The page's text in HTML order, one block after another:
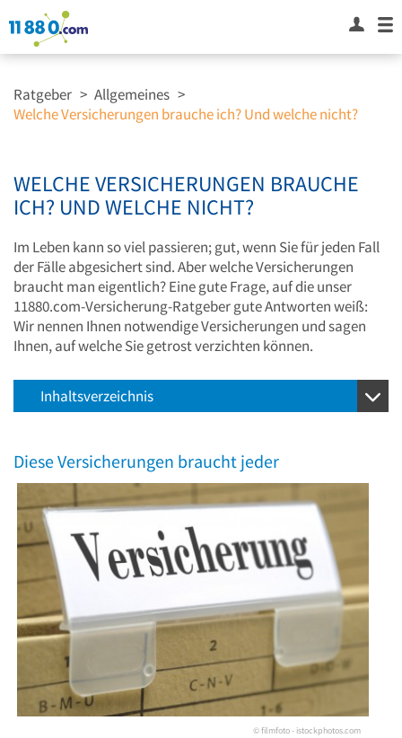
Ratgeber > Allgemeines >
Welche Versicherungen brauche ich? Und welche nicht?
WELCHE VERSICHERUNGEN BRAUCHE
ICH? UND WELCHE NICHT?
Im Leben kann so viel passieren; gut, wenn Sie für jeden Fall
der Fälle abgesichert sind. Aber welche Versicherungen
braucht man eigentlich? Eine gute Frage, auf die unser
11880.com-Versicherung-Ratgeber gute Antworten weiß:
Wir nennen Ihnen notwendige Versicherungen und sagen
Ihnen, auf welche Sie getrost verzichten können.
Inhaltsverzeichnis
Diese Versicherungen braucht jeder
© filmfoto - istockphotos.com